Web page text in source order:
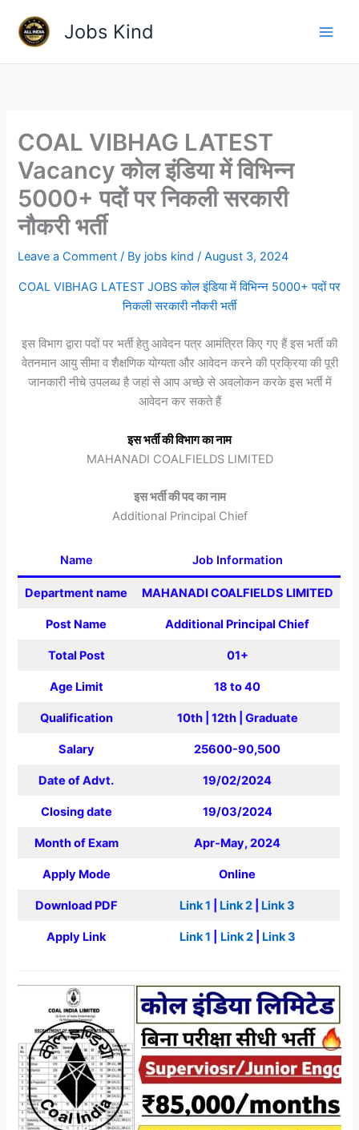
content
Jobs Kind
COAL VIBHAG LATEST
Vacancy कोल इंडिया में विभिन्न
5000+ पदों पर निकली सरकारी
नौकरी भर्ती
Leave a Comment / By jobs kind/August 3, 2024
COAL VIBHAG LATEST JOBS कोल इंडिया में विभिन्न 5000+ पदों पर
निकली सरकारी नौकरी भर्ती
इस विभाग द्वारा पदों पर भर्ती हेतु आवेदन पत्र आमंत्रित किए गए हैं इस भर्ती की
वेतनमान आयु सीमा व शैक्षणिक योग्यता और आवेदन करने की प्रक्रिया की पूरी
जानकारी नीचे उपलब्ध है जहां से आप अच्छे से अवलोकन करके इस भर्ती में
आवेदन कर सकते हैं
इस भर्ती की विभाग का नाम
MAHANADI COALFIELDS LIMITED
इस भर्ती की पद का नाम
Additional Principal Chief
Name Job Information
Department name MAHANADI COALFIELDS LIMITED
Post Name Additional Principal Chief
Total Post 01+
Age Limit 18 to 40
Qualification 10th | 12th | Graduate
Salary 25600-90,500
Date of Advt. 19/02/2024
Closing date 19/03/2024
Month of Exam Apr-May, 2024
Apply Mode Online
Download PDF Link 1 Link 2 Link 3
Apply Link Link 1 Link 2 Link 3